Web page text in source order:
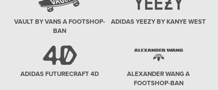
VAULT BY VANS A FOOTSHOP-
BAN
ADIDAS YEEZY BY KANYE WEST
ADIDAS FUTURECRAFT 4D
ALEXANDER WANG A
FOOTSHOP-BAN